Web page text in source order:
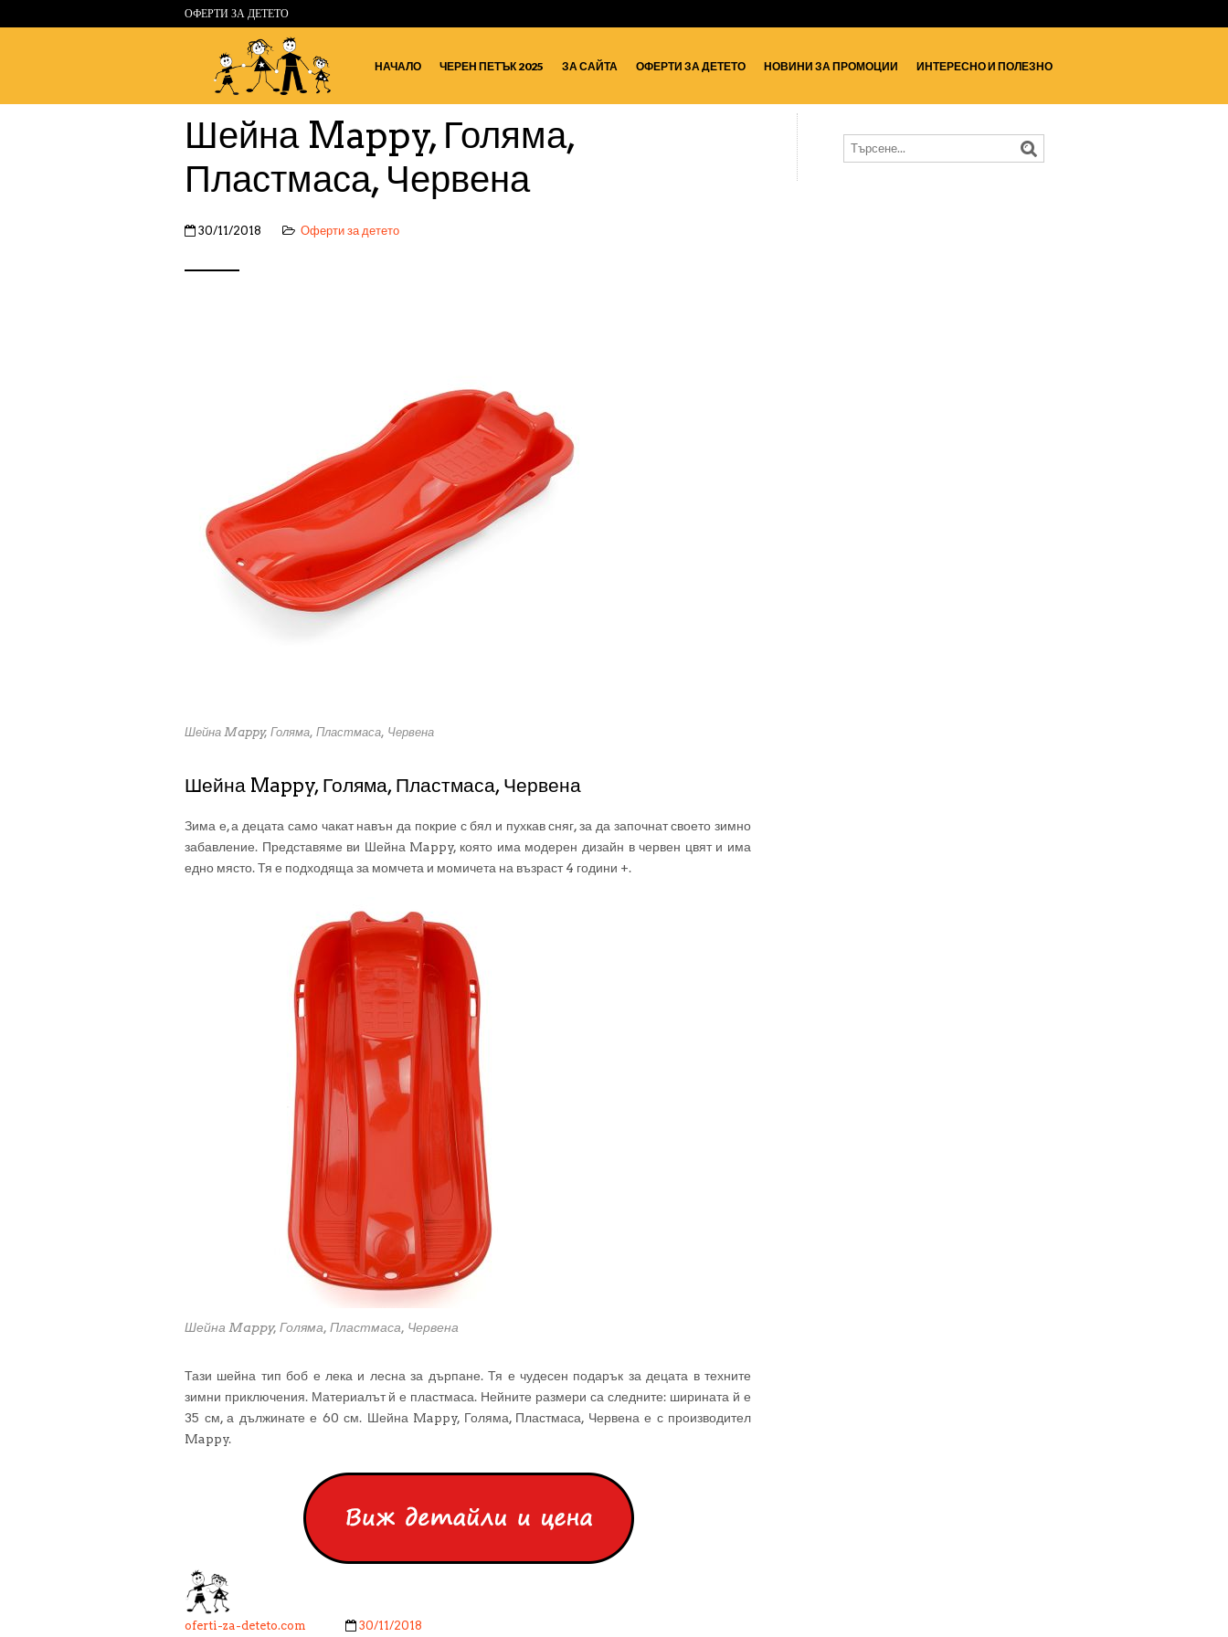
ОФЕРТИ ЗА ДЕТЕТО
НАЧАЛО ЧЕРЕН ПЕТЪК 2025 ЗА САЙТА ОФЕРТИ ЗА ДЕТЕТО НОВИНИ ЗА ПРОМОЦИИ ИНТЕРЕСНО И ПОЛЕЗНО
Шейна Mappy, Голяма,
Пластмаса, Червена
30/11/2018 Оферти за детето
Шейна Mappy, Голяма, Пластмаса, Червена
Шейна Mappy, Голяма, Пластмаса, Червена
Зима е, а децата само чакат навън да покрие с бял и пухкав сняг, за да започнат своето зимно
забавление. Представяме ви Шейна Mappy, която има модерен дизайн в червен цвят и има
едно място. Тя е подходяща за момчета и момичета на възраст 4 години +.
Шейна Mappy, Голяма, Пластмаса, Червена
Тази шейна тип боб е лека и лесна за дърпане. Тя е чудесен подарък за децата в техните
зимни приключения. Материалът й е пластмаса. Нейните размери са следните: ширината й е
35 см, а дължинате е 60 см. Шейна Mappy, Голяма, Пластмаса, Червена е с производител
Mappy.
oferti-za-deteto.com 30/11/2018